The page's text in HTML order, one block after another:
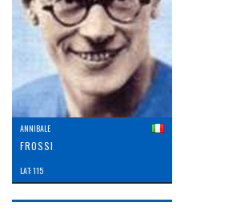
ANNIBALE
FROSSI
LAT: 115